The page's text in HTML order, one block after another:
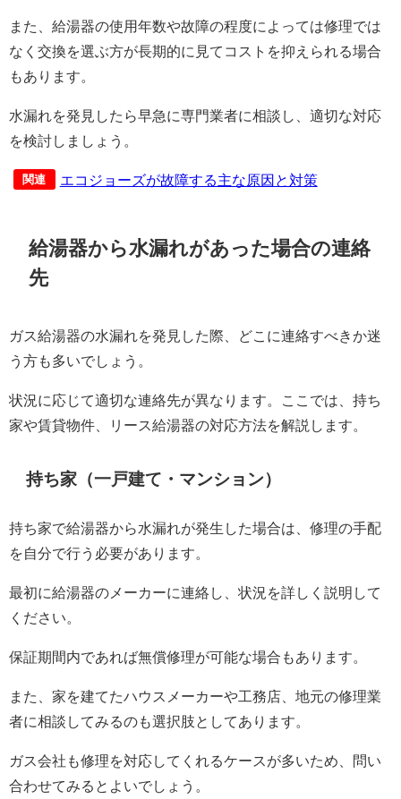
また、給湯器の使用年数や故障の程度によっては修理では
なく交換を選ぶ方が長期的に見てコストを抑えられる場合
もあります。
水漏れを発見したら早急に専門業者に相談し、適切な対応
を検討しましょう。
関連 エコジョーズが故障する主な原因と対策
給湯器から水漏れがあった場合の連絡
先
ガス給湯器の水漏れを発見した際、どこに連絡すべきか迷
う方も多いでしょう。
状況に応じて適切な連絡先が異なります。ここでは、持ち
家や賃貸物件、リース給湯器の対応方法を解説します。
持ち家（一戸建て・マンション）
持ち家で給湯器から水漏れが発生した場合は、修理の手配
を自分で行う必要があります。
最初に給湯器のメーカーに連絡し、状況を詳しく説明して
ください。
保証期間内であれば無償修理が可能な場合もあります。
また、家を建てたハウスメーカーや工務店、地元の修理業
者に相談してみるのも選択肢としてあります。
ガス会社も修理を対応してくれるケースが多いため、問い
合わせてみるとよいでしょう。